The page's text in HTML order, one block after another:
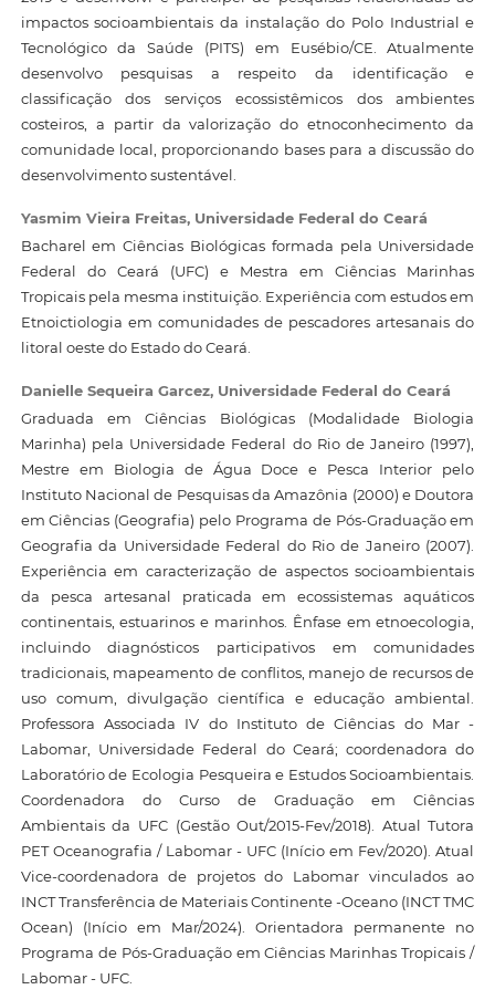
impactos socioambientais da instalação do Polo Industrial e
Tecnológico da Saúde (PITS) em Eusébio/CE. Atualmente
desenvolvo pesquisas a respeito da identificação e
classificação dos serviços ecossistêmicos dos ambientes
costeiros, a partir da valorização do etnoconhecimento da
comunidade local, proporcionando bases para a discussão do
desenvolvimento sustentável.
Yasmim Vieira Freitas, Universidade Federal do Ceará
Bacharel em Ciências Biológicas formada pela Universidade
Federal do Ceará (UFC) e Mestra em Ciências Marinhas
Tropicais pela mesma instituição. Experiência com estudos em
Etnoictiologia em comunidades de pescadores artesanais do
litoral oeste do Estado do Ceará.
Danielle Sequeira Garcez, Universidade Federal do Ceará
Graduada em Ciências Biológicas (Modalidade Biologia
Marinha) pela Universidade Federal do Rio de Janeiro (1997),
Mestre em Biologia de Água Doce e Pesca Interior pelo
Instituto Nacional de Pesquisas da Amazônia (2000) e Doutora
em Ciências (Geografia) pelo Programa de Pós-Graduação em
Geografia da Universidade Federal do Rio de Janeiro (2007).
Experiência em caracterização de aspectos socioambientais
da pesca artesanal praticada em ecossistemas aquáticos
continentais, estuarinos e marinhos. Ênfase em etnoecologia,
incluindo diagnósticos participativos em comunidades
tradicionais, mapeamento de conflitos, manejo de recursos de
uso comum, divulgação científica e educação ambiental.
Professora Associada IV do Instituto de Ciências do Mar -
Labomar, Universidade Federal do Ceará; coordenadora do
Laboratório de Ecologia Pesqueira e Estudos Socioambientais.
Coordenadora do Curso de Graduação em Ciências
Ambientais da UFC (Gestão Out/2015-Fev/2018). Atual Tutora
PET Oceanografia / Labomar - UFC (Início em Fev/2020). Atual
Vice-coordenadora de projetos do Labomar vinculados ao
INCT Transferência de Materiais Continente -Oceano (INCT TMC
Ocean) (Início em Mar/2024). Orientadora permanente no
Programa de Pós-Graduação em Ciências Marinhas Tropicais /
Labomar - UFC.